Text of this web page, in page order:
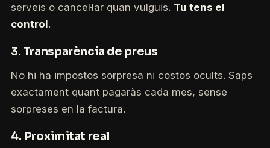
serveis o cancel·lar quan vulguis. Tu tens el
control.
3. Transparència de preus
No hi ha impostos sorpresa ni costos ocults. Saps
exactament quant pagaràs cada mes, sense
sorpreses en la factura.
4. Proximitat real